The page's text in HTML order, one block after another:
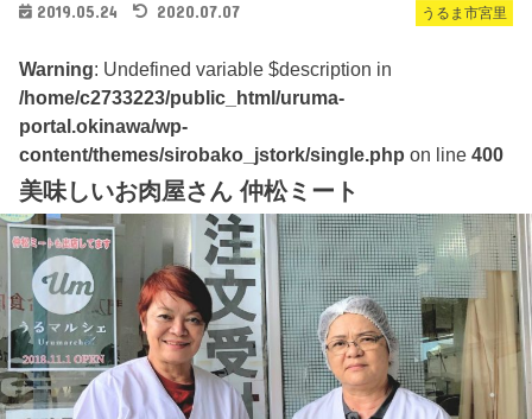
うるま市宮里
2019.05.24 2020.07.07
Warning: Undefined variable $description in
/home/c2733223/public_html/uruma-
portal.okinawa/wp-
content/themes/sirobako_jstork/single.php on line400
美味しいお肉屋さん 仲松ミート